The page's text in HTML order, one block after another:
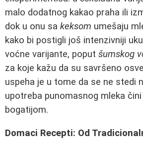
malo dodatnog kakao praha ili
dok u onu sa keksom umešaju
kako bi postigli još intenzivniji
voćne varijante, poput šumskog
za koje kažu da su savršeno
uspeha je u tome da se ne stedi
upotreba punomasnog mleka
bogatijom.
Domaci Recepti: Od